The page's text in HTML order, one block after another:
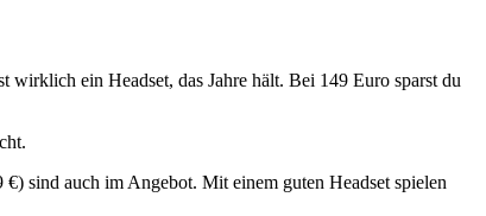
wirklich ein Headset, das Jahre hält. Bei 149 Euro sparst du
sind auch im Angebot. Mit einem guten Headset spielen